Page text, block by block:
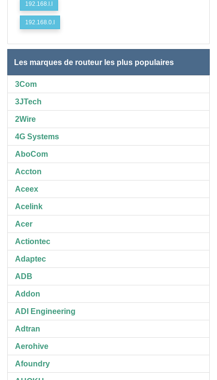
192.168.l.l
192.168.0.I
Les marques de routeur les plus populaires
3Com
3JTech
2Wire
4G Systems
AboCom
Accton
Aceex
Acelink
Acer
Actiontec
Adaptec
ADB
Addon
ADI Engineering
Adtran
Aerohive
Afoundry